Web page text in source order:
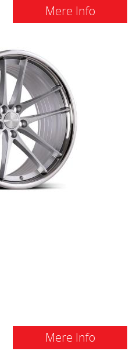
Mere Info
Mere Info